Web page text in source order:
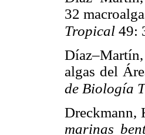
32
Tropical 49:
algas del
de Biología
Dreckmann,
marinas